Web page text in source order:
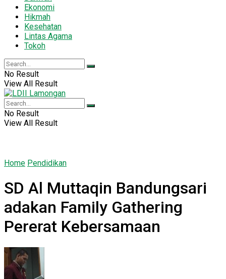
Ekonomi
Hikmah
Kesehatan
Lintas Agama
Tokoh
No Result
View All Result
No Result
View All Result
Home Pendidikan
SD Al Muttaqin Bandungsari
adakan Family Gathering
Pererat Kebersamaan